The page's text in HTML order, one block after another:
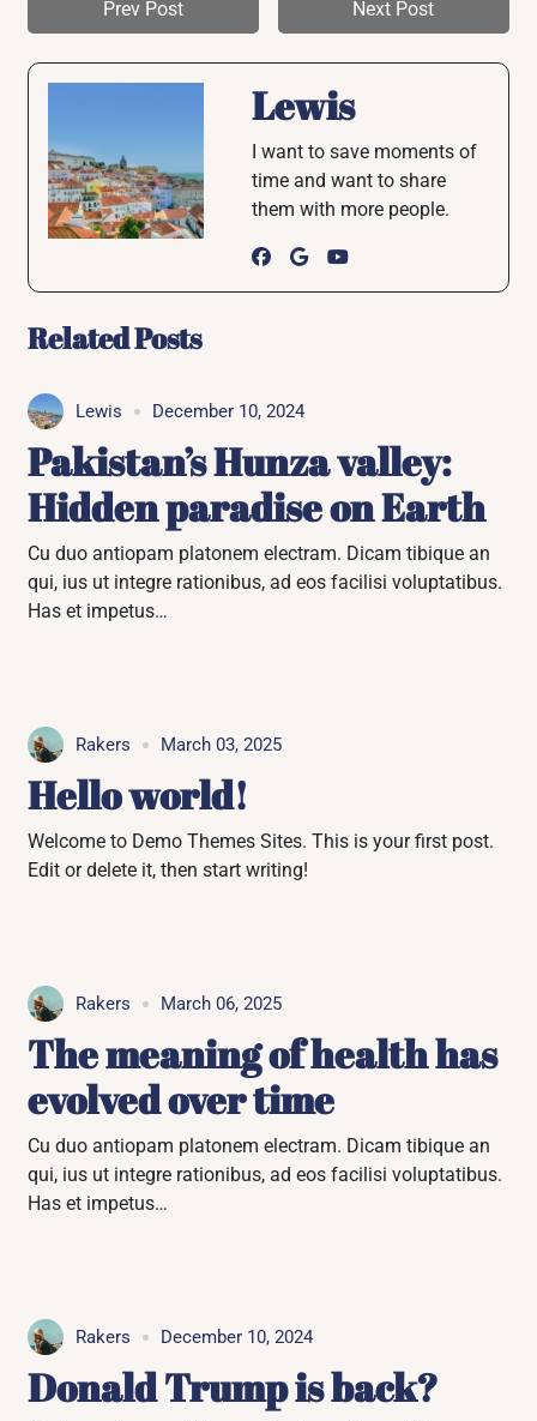
Prev Post Next Post
Lewis
I want to save moments of
time and want to share
them with more people.
Related Posts
Lewis December 10, 2024
Pakistan’s Hunza valley:
Hidden paradise on Earth
Cu duo antiopam platonem electram. Dicam tibique an
qui, ius ut integre rationibus, ad eos facilisi voluptatibus.
Has et impetus…
Rakers March 03, 2025
Hello world!
Welcome to Demo Themes Sites. This is your first post.
Edit or delete it, then start writing!
Rakers March 06, 2025
The meaning of health has
evolved over time
Cu duo antiopam platonem electram. Dicam tibique an
qui, ius ut integre rationibus, ad eos facilisi voluptatibus.
Has et impetus…
Rakers December 10, 2024
Donald Trump is back?